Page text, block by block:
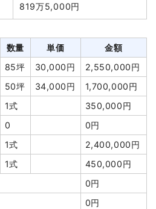
3,500,000
円
坪
円
0円
0円
3,990,000
円
399,000円
4,389,000
円
819万5,000円
数量 単価
金額
85坪 30,000円
2,550,000円
50坪 34,000円
1,700,000円
1式
350,000円
0
0円
1式
2,400,000円
1式
450,000円
0円
0円